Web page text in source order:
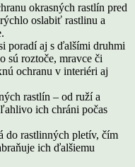
okrasných rastlín pred
oslabiť rastlinu a
poradí aj s ďalšími druhmi
sú roztoče, mravce či
ochranu v interiéri aj
rastlín – od ruží a
ich chráni počas
do rastlinných pletív, čím
ich ďalšiemu